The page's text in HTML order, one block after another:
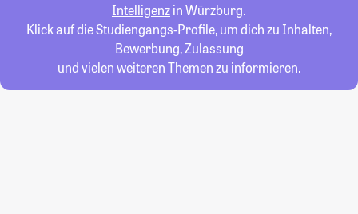
Intelligenzin Würzburg.
Klick auf die Studiengangs-Profile, um dich zu Inhalten,
Bewerbung, Zulassung
und vielen weiteren Themen zu informieren.